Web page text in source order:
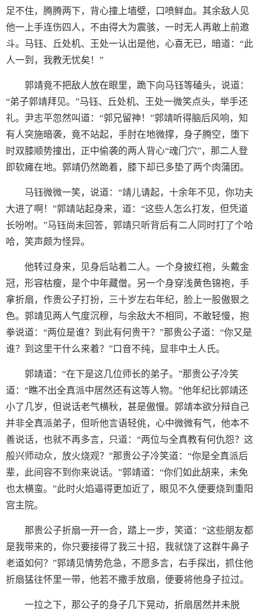
足不住，腾腾两下，背心撞上墙壁，口喷鲜血。其余敌人见
他一上手连伤四人，不由得大为震骇，一时无人再敢上前邀
斗。马钰、丘处机、王处一认出是他，心喜无已，暗道：“此
人一到，我教无忧矣！”
郭靖竟不把敌人放在眼里，跪下向马钰等磕头，说道：
“弟子郭靖拜见。”马钰、丘处机、王处一微笑点头，举手还
礼。尹志平忽然叫道：“郭兄留神！”郭靖听得脑后风响，知
有人突施暗袭，竟不站起，手肘在地微撑，身子腾空，堕下
时双膝顺势撞出，正中偷袭的两人背心“魂门穴”，那二人登
即软瘫在地。郭靖仍然跪着，膝下却已多垫了两个肉蒲团。
马钰微微一笑，说道：“靖儿请起，十余年不见，你功夫
大进了啊！”郭靖站起身来，道：“这些人怎么打发，但凭道
长吩咐。”马钰尚未回答，郭靖只听背后有二人同时打了个哈
哈，笑声颇为怪异。
他转过身来，见身后站着二人。一个身披红袍，头戴金
冠，形容枯瘦，是个中年藏僧。另一个身穿浅黄色锦袍，手
拿折扇，作贵公子打扮，三十岁左右年纪，脸上一股傲狠之
色。郭靖见两人气度沉穆，与余敌大不相同，不敢轻慢，抱
拳说道：“两位是谁？到此有何贵干？”那贵公子道：“你又是
谁？到这里干什么来着？”口音不纯，显非中土人氏。
郭靖道：“在下是这几位师长的弟子。”那贵公子冷笑
道：“瞧不出全真派中居然还有这等人物。”他年纪比郭靖还
小了几岁，但说话老气横秋，甚是傲慢。郭靖本欲分辩自己
并非全真派弟子，但听他言语轻佻，心中微微有气，他本不
善说话，也就不再多言，只道：“两位与全真教有何仇怨？这
般兴师动众，放火烧观？”那贵公子冷笑道：“你是全真派后
辈，此间容不到你来说话。”郭靖道：“你们如此胡来，未免
也太横蛮。”此时火焰逼得更加近了，眼见不久便要烧到重阳
宫主院。
那贵公子折扇一开一合，踏上一步，笑道：“这些朋友都
是我带来的，你只要接得了我三十招，我就饶了这群牛鼻子
老道如何？”郭靖见情势危急，不愿多言，右手探出，抓住他
折扇猛往怀里一带，他若不撒手放扇，便要将他身子拉过。
一拉之下，那公子的身子几下晃动，折扇居然并未脱